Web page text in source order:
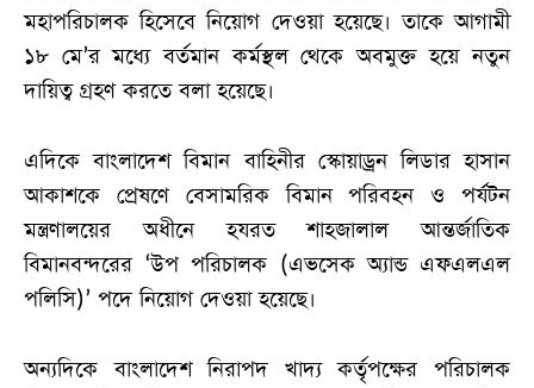
মহাপরিচালক হিসেবে নিয়োগ দেওয়া হয়েছে। তাকে আগামী
১৮ মে’র মধ্যে বর্তমান কর্মস্থল থেকে অবমুক্ত হয়ে নতুন
দায়িত্ব গ্রহণ করতে বলা হয়েছে।
এদিকে বাংলাদেশ বিমান বাহিনীর স্কোয়াড্রন লিডার হাসান
আকাশকে প্রেষণে বেসামরিক বিমান পরিবহন ও পর্যটন
মন্ত্রণালয়ের অধীনে হযরত শাহজালাল আন্তর্জাতিক
বিমানবন্দরের ‘উপ পরিচালক (এভসেক অ্যান্ড এফএলএল
পলিসি)’ পদে নিয়োগ দেওয়া হয়েছে।
অন্যদিকে বাংলাদেশ নিরাপদ খাদ্য কর্তৃপক্ষের পরিচালক